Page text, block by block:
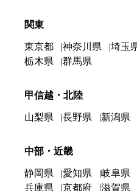
関東
東京都 神奈川県 埼玉
栃木県
群馬県
甲信越・北陸
山梨県 長野県 新潟県
中部・近畿
静岡県 愛知県 岐阜県
兵庫県
京都府 滋賀県